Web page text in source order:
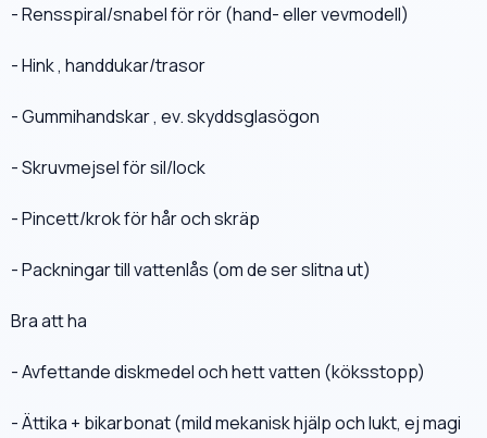
- Rensspiral/snabel för rör (hand- eller vevmodell)
- Hink , handdukar/trasor
- Gummihandskar , ev. skyddsglasögon
- Skruvmejsel för sil/lock
- Pincett/krok för hår och skräp
- Packningar till vattenlås (om de ser slitna ut)
Bra att ha
- Avfettande diskmedel och hett vatten (köksstopp)
- Ättika + bikarbonat (mild mekanisk hjälp och lukt, ej magi